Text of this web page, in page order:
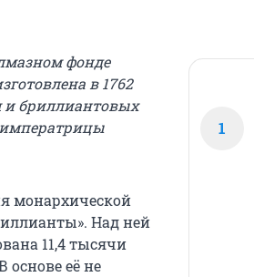
фонде
в 1762
бриллиантовых
императрицы
монархической
Над ней
11,4 тысячи
основе её не
1